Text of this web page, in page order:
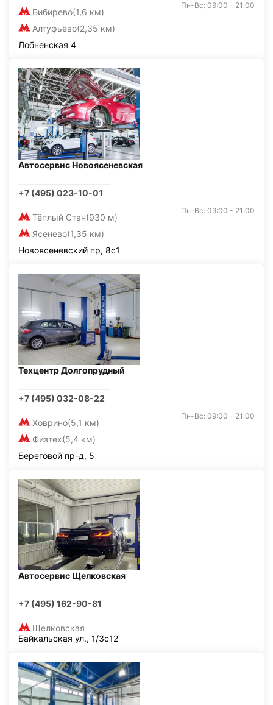
Бибирево(1,6 км)
Алтуфьево(2,35 км)
Пн-Вс: 09:00 - 21:00
Лобненская 4
Автосервис Новоясеневская
+7 (495) 023-10-01
Тёплый Стан(930 м)
Ясенево(1,35 км)
Пн-Вс: 09:00 - 21:00
Новоясеневский пр, 8с1
Техцентр Долгопрудный
+7 (495) 032-08-22
Ховрино(5,1 км)
Физтех(5,4 км)
Пн-Вс: 09:00 - 21:00
Береговой пр-д, 5
Автосервис Щелковская
+7 (495) 162-90-81
Щелковская
Байкальская ул., 1/3с12